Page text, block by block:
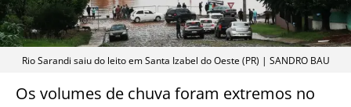
Rio Sarandi saiu do leito em Santa Izabel do Oeste (PR) | SANDRO BAU
Os volumes de chuva foram extremos no